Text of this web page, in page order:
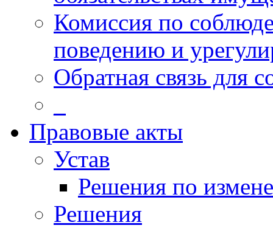
Комиссия по
поведению и
Обратная связь для
Правовые акты
Устав
Решения по
Решения